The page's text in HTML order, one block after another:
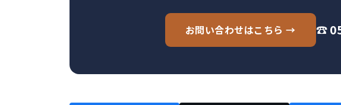
お問い合わせはこちら → ☎